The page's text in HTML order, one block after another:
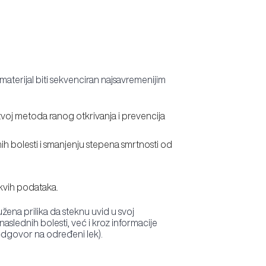
biti sekvenciran najsavremenijim
metoda ranog otkrivanja i prevencija
bolesti i smanjenju stepena smrtnosti od
podataka.
prilika da steknu uvid u svoj
bolesti, već i kroz informacije
na određeni lek).